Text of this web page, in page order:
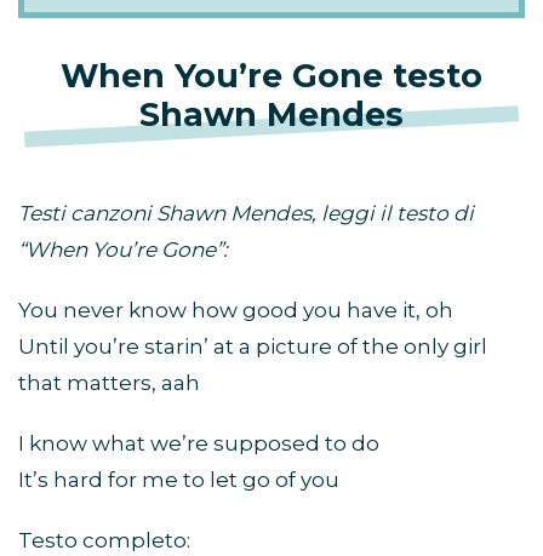
When You’re Gone testo
Shawn Mendes
Testi canzoni Shawn Mendes, leggi il testo di
“When You’re Gone”:
You never know how good you have it, oh
Until you’re starin’ at a picture of the only girl
that matters, aah
I know what we’re supposed to do
It’s hard for me to let go of you
Testo completo: